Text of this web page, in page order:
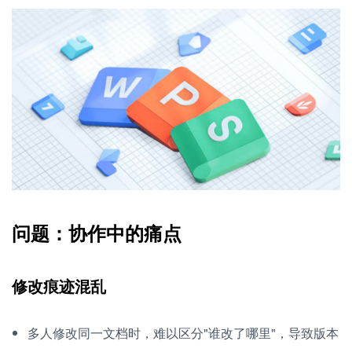
问题：协作中的痛点
修改痕迹混乱
多人修改同一文档时，难以区分"谁改了哪里"，导致版本